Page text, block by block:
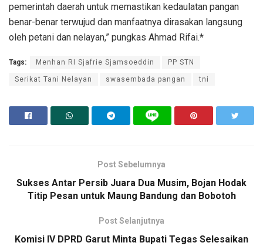
pemerintah daerah untuk memastikan kedaulatan pangan
benar-benar terwujud dan manfaatnya dirasakan langsung
oleh petani dan nelayan,” pungkas Ahmad Rifai.*
Tags: Menhan RI Sjafrie Sjamsoeddin PP STN
Serikat Tani Nelayan swasembada pangan tni
Post Sebelumnya
Sukses Antar Persib Juara Dua Musim, Bojan Hodak
Titip Pesan untuk Maung Bandung dan Bobotoh
Post Selanjutnya
Komisi IV DPRD Garut Minta Bupati Tegas Selesaikan